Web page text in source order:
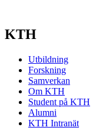
KTH
Utbildning
Forskning
Samverkan
Om KTH
Student på KTH
Alumni
KTH Intranät